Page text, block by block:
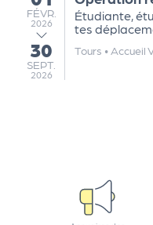
FÉVRIER
FÉVR.
2026
au
30
SEPTEMBRE
SEPT.
2026
Étudiante,
tes
Tours • Accueil
e
tt
e
r